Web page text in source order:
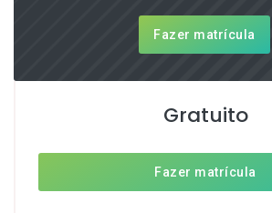
Fazer matrícula
Gratuito
Fazer matrícula